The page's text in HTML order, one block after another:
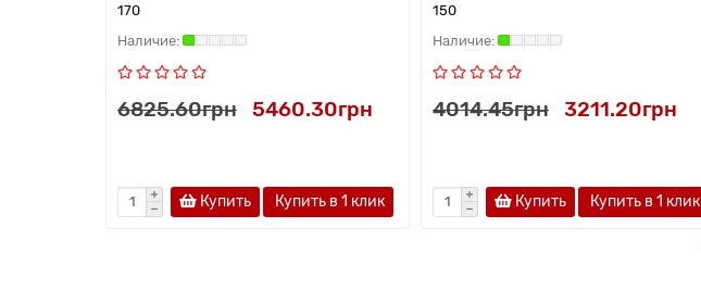
170
6825.60грн 5460.30грн
Купить Купить в 1 клик
150
4014.45грн 3211.20грн
Купить Купить в 1 клик